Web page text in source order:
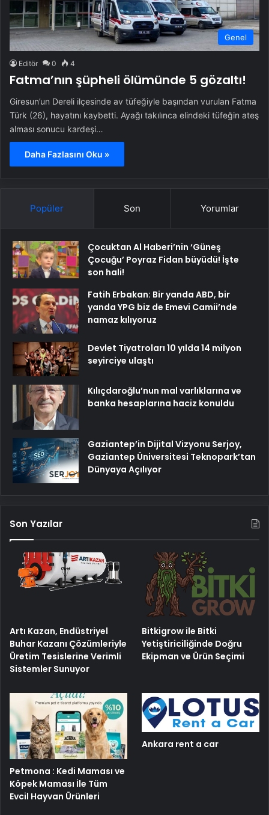
Genel
Editör 0 4
Fatma’nın şüpheli ölümünde 5 gözaltı!
Giresun’un Dereli ilçesinde av tüfeğiyle başından vurulan Fatma
Türk (26), hayatını kaybetti. Ayağı takılınca elindeki tüfeğin ateş
alması sonucu kardeşi…
Daha Fazlasını Oku »
Popüler Son Yorumlar
Çocuktan Al Haberi’nin ‘Güneş
Çocuğu’ Poyraz Fidan büyüdü! İşte
son hali!
Fatih Erbakan: Bir yanda ABD, bir
yanda YPG biz de Emevi Camii’nde
namaz kılıyoruz
Devlet Tiyatroları 10 yılda 14 milyon
seyirciye ulaştı
Kılıçdaroğlu’nun mal varlıklarına ve
banka hesaplarına haciz konuldu
Gaziantep’in Dijital Vizyonu Serjoy,
Gaziantep Üniversitesi Teknopark’tan
Dünyaya Açılıyor
Son Yazılar
Artı Kazan, Endüstriyel
Buhar Kazanı Çözümleriyle
Üretim Tesislerine Verimli
Sistemler Sunuyor
Bitkigrow ile Bitki
Yetiştiriciliğinde Doğru
Ekipman ve Ürün Seçimi
Petmona : Kedi Maması ve
Köpek Maması İle Tüm
Evcil Hayvan Ürünleri
Ankara rent a car